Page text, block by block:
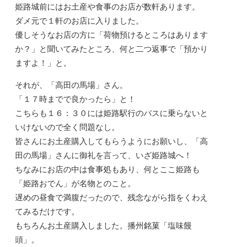
姫路城前にはお土産や食事のお店が数軒あります。
ダメ元で１軒のお店に入りました。
優しそうなお店の方に「荷物預けるところはあります
か？」と聞いてみたところ、何と二つ返事で「預かり
ますよ！」と。
それが、「高田の馬場」さん。
「１７時までで良かったら」と！
こちらも１６：３０には姫路駅行のバスに乗らないと
いけないので全く問題なし。
皆さんにお土産購入してもらうようにお願いし、「高
田の馬場」さんに御礼を言って、いざ姫路城へ！
ちなみにお店の中は食事処もあり、何とここ姫路も
「姫路おでん」が名物とのこと。
遅めの昼食で満腹だったので、残念ながら指をくわえ
てみるだけです。
もちろんお土産購入しました。播州銘菓「塩味饅
頭」。